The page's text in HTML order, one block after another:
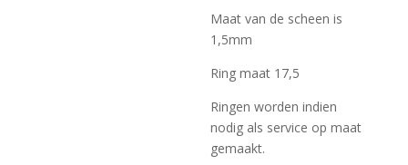
Maat van de scheen is
1,5mm
Ring maat 17,5
Ringen worden indien
nodig als service op maat
gemaakt.